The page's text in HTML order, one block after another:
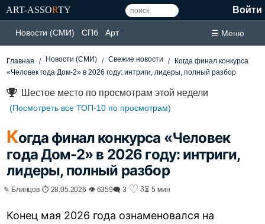
ART-ASSORTY Войти
Новости (СМИ) СПб Арт ☰ Меню
Главная Новости (СМИ) Свежие новости
Когда финал конкурса
«Человек года Дом-2» в 2026 году: интриги, лидеры, полный разбор
Шестое место по просмотрам этой недели
(Посмотреть все ТОП-10 по просмотрам)
Когда финал конкурса «Человек
года Дом-2» в 2026 году: интриги,
лидеры, полный разбор
✎ Блинцов ⏱ 28.05.2026 👁 6359🗨 3 ♡ 3⏳ 5 мин
Конец мая 2026 года ознаменовался на